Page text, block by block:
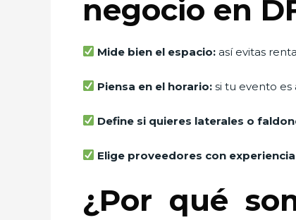
negocio en
Mide bien el espacio: así evitas
Piensa en el horario: si tu evento es
Define si quieres laterales o
Elige proveedores con experiencia
¿Por qué